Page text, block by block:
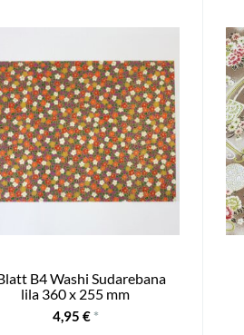
B4 Washi Sudarebana
lila 360 x 255 mm
4,95 € *